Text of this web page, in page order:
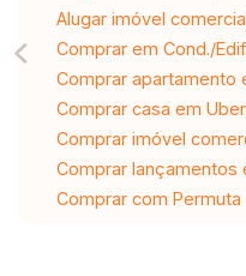
Alugar imóvel
Comprar em Cond./
Comprar apartamento
Comprar casa em
Comprar imóvel
Comprar lançamentos
Comprar com Permuta